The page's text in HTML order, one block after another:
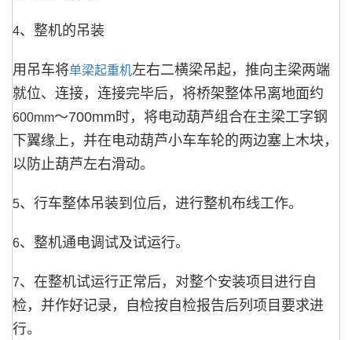
4、整机的吊装
用吊车将单梁起重机左右二横梁吊起，推向主梁两端
就位、连接，连接完毕后，将桥架整体吊离地面约
600mm～700mm时，将电动葫芦组合在主梁工字钢
下翼缘上，并在电动葫芦小车车轮的两边塞上木块，
以防止葫芦左右滑动。
5、行车整体吊装到位后，进行整机布线工作。
6、整机通电调试及试运行。
7、在整机试运行正常后，对整个安装项目进行自
检，并作好记录，自检按自检报告后列项目要求进
行。